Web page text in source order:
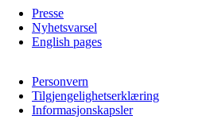
Presse
Nyhetsvarsel
English pages
Personvern
Tilgjengelighetserklæring
Informasjonskapsler